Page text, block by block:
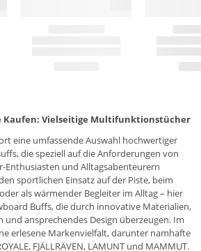
Kaufen: Vielseitige Multifunktionstücher
eine umfassende Auswahl hochwertiger
die speziell auf die Anforderungen von
und Alltagsabenteurern
sportlichen Einsatz auf der Piste, beim
als wärmender Begleiter im Alltag – hier
Buffs, die durch innovative Materialien,
und ansprechendes Design überzeugen. Im
erlesene Markenvielfalt, darunter namhafte
FJÄLLRÄVEN, LAMUNT und MAMMUT.